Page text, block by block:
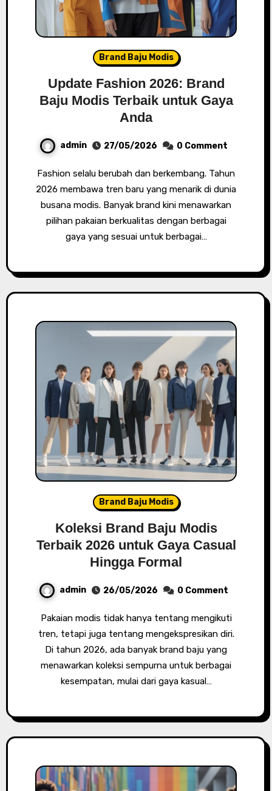
Brand Baju Modis
Update Fashion 2026: Brand
Baju Modis Terbaik untuk Gaya
Anda
admin 27/05/2026 0 Comment
Fashion selalu berubah dan berkembang. Tahun
2026 membawa tren baru yang menarik di dunia
busana modis. Banyak brand kini menawarkan
pilihan pakaian berkualitas dengan berbagai
gaya yang sesuai untuk berbagai…
Brand Baju Modis
Koleksi Brand Baju Modis
Terbaik 2026 untuk Gaya Casual
Hingga Formal
admin 26/05/2026 0 Comment
Pakaian modis tidak hanya tentang mengikuti
tren, tetapi juga tentang mengekspresikan diri.
Di tahun 2026, ada banyak brand baju yang
menawarkan koleksi sempurna untuk berbagai
kesempatan, mulai dari gaya kasual…